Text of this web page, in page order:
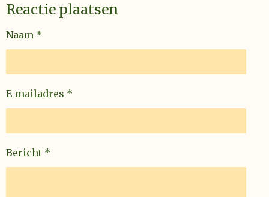
Reactie plaatsen
Naam *
E-mailadres *
Bericht *